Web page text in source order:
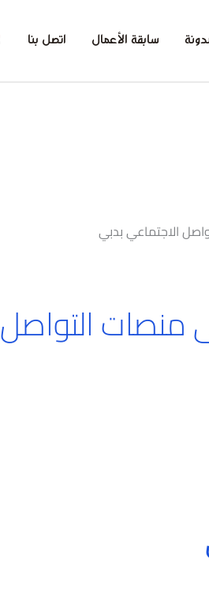
سابقة الأعمال اتصل بنا
الاجتماعي بدبي
منصات التواصل